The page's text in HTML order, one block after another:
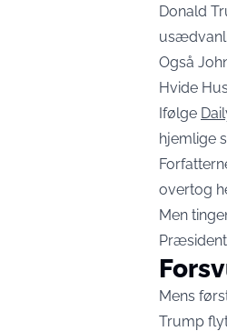
Donald
Også
Hvide
Ifølge
hjemlige
overtog
Men
Mens
Trump